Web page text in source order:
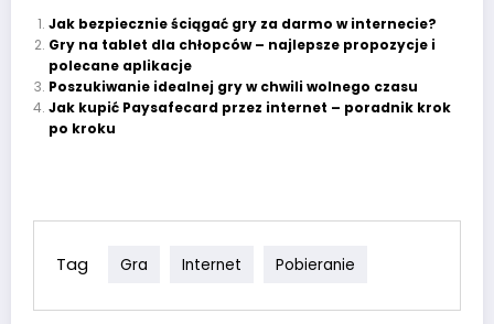
Jak bezpiecznie ściągać gry za darmo w internecie?
Gry na tablet dla chłopców – najlepsze propozycje i
polecane aplikacje
Poszukiwanie idealnej gry w chwili wolnego czasu
Jak kupić Paysafecard przez internet – poradnik krok
po kroku
Tag Gra Internet Pobieranie